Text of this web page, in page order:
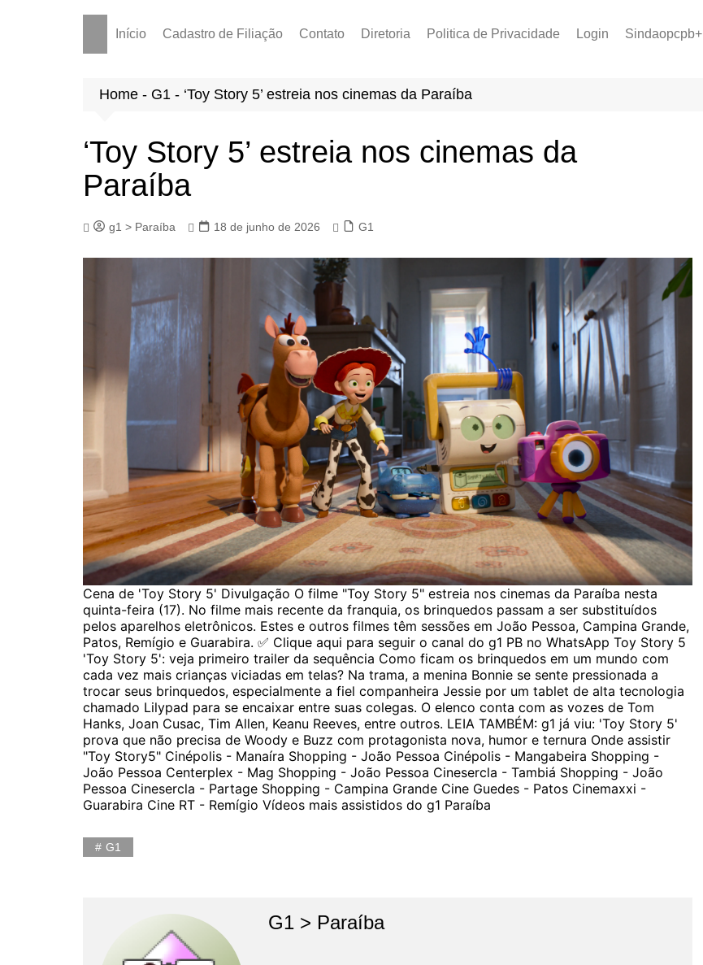
Início Cadastro de Filiação Contato Diretoria
PCCR 2022
Tabela de Venc. 2025
Politica de Privacidade Login Sindaopcpb+
Home - G1 - ‘Toy Story 5’ estreia nos cinemas da Paraíba
‘Toy Story 5’ estreia nos cinemas da
Paraíba
g1 > Paraíba 18 de junho de 2026 G1
Cena de 'Toy Story 5' Divulgação O filme "Toy Story 5" estreia nos cinemas da Paraíba nesta
quinta-feira (17). No filme mais recente da franquia, os brinquedos passam a ser substituídos
pelos aparelhos eletrônicos. Estes e outros filmes têm sessões em João Pessoa, Campina Grande,
Patos, Remígio e Guarabira. ✅ Clique aqui para seguir o canal do g1 PB no WhatsApp Toy Story 5
'Toy Story 5': veja primeiro trailer da sequência Como ficam os brinquedos em um mundo com
cada vez mais crianças viciadas em telas? Na trama, a menina Bonnie se sente pressionada a
trocar seus brinquedos, especialmente a fiel companheira Jessie ​por um tablet de alta tecnologia
chamado Lilypad para se encaixar entre suas colegas. O elenco conta com as vozes de Tom
Hanks, Joan Cusac, Tim Allen, Keanu Reeves, entre outros. LEIA TAMBÉM: g1 já viu: 'Toy Story 5'
prova que não precisa de Woody e Buzz com protagonista nova, humor e ternura Onde assistir
"Toy Story5" Cinépolis - Manaíra Shopping - João Pessoa Cinépolis - Mangabeira Shopping -
João Pessoa Centerplex - Mag Shopping - João Pessoa Cinesercla - Tambiá Shopping - João
Pessoa Cinesercla - Partage Shopping - Campina Grande Cine Guedes - Patos Cinemaxxi -
Guarabira Cine RT - Remígio Vídeos mais assistidos do g1 Paraíba
G1
G1 > Paraíba